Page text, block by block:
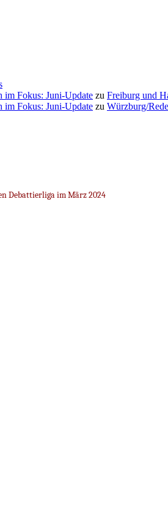
im Fokus: Juni-Update zu Freiburg und
im Fokus: Juni-Update zu Würzburg/
Debattierliga im März 2024